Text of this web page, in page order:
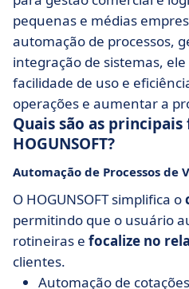
pequenas e médias
automação de processos,
integração de sistemas,
facilidade de uso e
operações e aumentar a
Quais são as
HOGUNSOFT?
Automação de Processos de
O HOGUNSOFT simplifica o
permitindo que o usuário
rotineiras e focalize no
clientes.
Automação de